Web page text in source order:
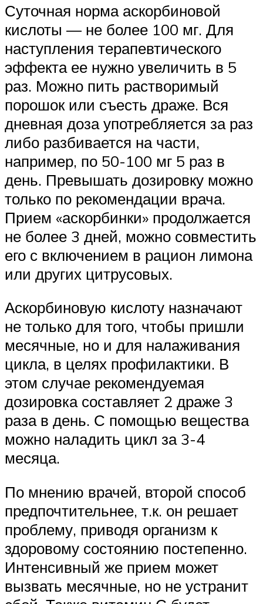
Суточная норма аскорбиновой
кислоты — не более 100 мг. Для
наступления терапевтического
эффекта ее нужно увеличить в 5
раз. Можно пить растворимый
порошок или съесть драже. Вся
дневная доза употребляется за раз
либо разбивается на части,
например, по 50-100 мг 5 раз в
день. Превышать дозировку можно
только по рекомендации врача.
Прием «аскорбинки» продолжается
не более 3 дней, можно совместить
его с включением в рацион лимона
или других цитрусовых.
Аскорбиновую кислоту назначают
не только для того, чтобы пришли
месячные, но и для налаживания
цикла, в целях профилактики. В
этом случае рекомендуемая
дозировка составляет 2 драже 3
раза в день. С помощью вещества
можно наладить цикл за 3-4
месяца.
По мнению врачей, второй способ
предпочтительнее, т.к. он решает
проблему, приводя организм к
здоровому состоянию постепенно.
Интенсивный же прием может
вызвать месячные, но не устранит